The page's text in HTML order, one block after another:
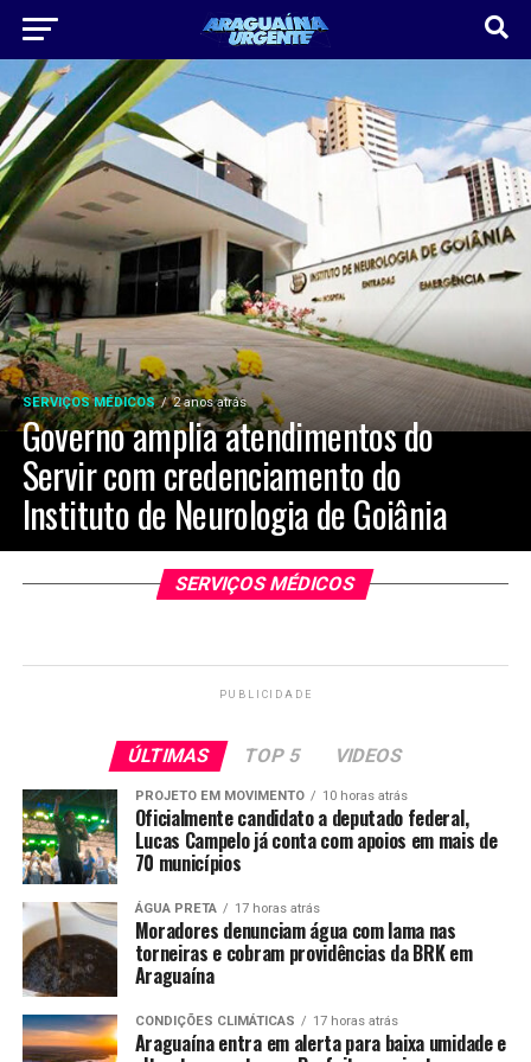
SERVIÇOS MÉDICOS 2 anos atrás
Governo amplia atendimentos do
Servir com credenciamento do
Instituto de Neurologia de Goiânia
SERVIÇOS MÉDICOS
PUBLICIDADE
ÚLTIMAS TOP 5 VIDEOS
PROJETO EM MOVIMENTO 10 horas atrás
Oficialmente candidato a deputado federal,
Lucas Campelo já conta com apoios em mais de
70 municípios
ÁGUA PRETA 17 horas atrás
Moradores denunciam água com lama nas
torneiras e cobram providências da BRK em
Araguaína
CONDIÇÕES CLIMÁTICAS 17 horas atrás
Araguaína entra em alerta para baixa umidade e